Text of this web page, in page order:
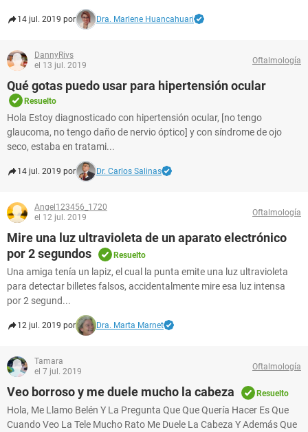
14 jul. 2019 por Dra. Marlene Huancahuari
DannyRivs
el 13 jul. 2019
Oftalmología
Qué gotas puedo usar para hipertensión ocular
Resuelto
Hola Estoy diagnosticado con hipertensión ocular, [no tengo
glaucoma, no tengo daño de nervio óptico] y con síndrome de ojo
seco, estaba en tratami...
14 jul. 2019 por Dr. Carlos Salinas
Angel123456_1720
el 12 jul. 2019
Oftalmología
Mire una luz ultravioleta de un aparato electrónico
por 2 segundos
Resuelto
Una amiga tenía un lapiz, el cual la punta emite una luz ultravioleta
para detectar billetes falsos, accidentalmente mire esa luz intensa
por 2 segund...
12 jul. 2019 por Dra. Marta Marnet
Tamara
el 7 jul. 2019
Oftalmología
Veo borroso y me duele mucho la cabeza Resuelto
Hola, Me Llamo Belén Y La Pregunta Que Que Quería Hacer Es Que
Cuando Veo La Tele Mucho Rato Me Duele La Cabeza Y Además Que